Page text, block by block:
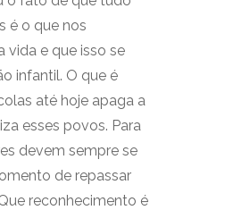
é o que nos
vida e que isso se
infantil. O que é
até hoje apaga a
esses povos. Para
devem sempre se
de repassar
reconhecimento é